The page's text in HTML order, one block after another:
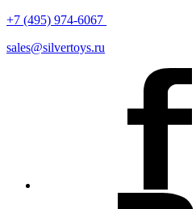
+7 (495) 974-6067
sales@silvertoys.ru